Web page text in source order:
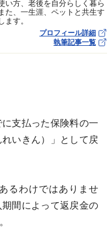
い方、老後を自分らしく暮ら
た、一生涯、ペットと共生す
す。
プロフィール詳細
執筆記事一覧
支払った保険料の一
いきん）」として戻
るわけではありませ
間によって返戻金の